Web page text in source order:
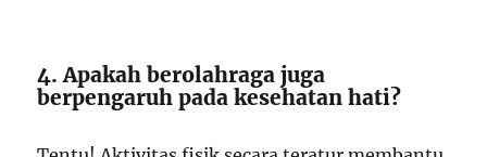
4. Apakah berolahraga juga
berpengaruh pada kesehatan hati?